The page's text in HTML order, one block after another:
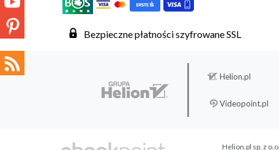
Bezpieczne płatności szyfrowane SSL
Helion.pl
Videopoint.pl
Helion.pl sp. z o.o.